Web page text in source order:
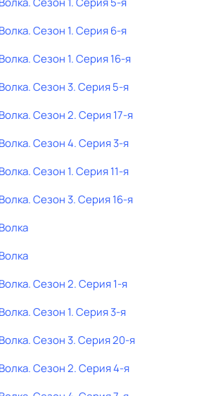
. Сезон 1. Серия 6-я
. Сезон 1. Серия 16-я
. Сезон 3. Серия 5-я
. Сезон 2. Серия 17-я
. Сезон 4. Серия 3-я
. Сезон 1. Серия 11-я
. Сезон 3. Серия 16-я
. Сезон 2. Серия 1-я
. Сезон 1. Серия 3-я
. Сезон 3. Серия 20-я
. Сезон 2. Серия 4-я